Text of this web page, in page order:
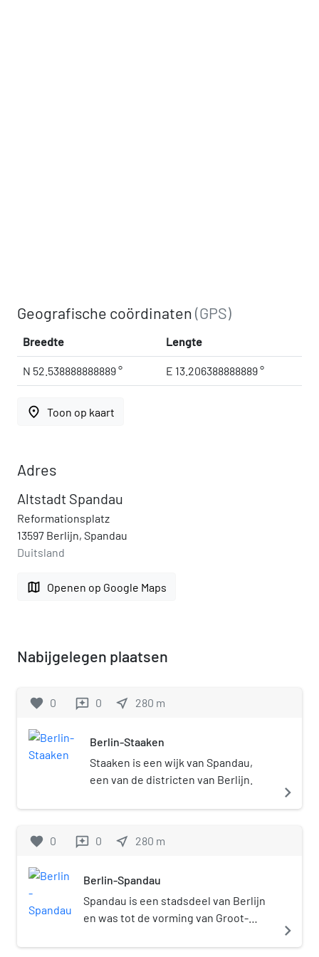
Geografische coördinaten(GPS)
Breedte Lengte
N 52.538888888889 ° E 13.206388888889 °
place Toon op kaart
Adres
Altstadt Spandau
Reformationsplatz
13597 Berlijn, Spandau
Duitsland
map Openen op Google Maps
Nabijgelegen plaatsen
favorite 0 reviews 0 near_me 280 m
Berlin-Staaken
Staaken is een wijk van Spandau,
een van de districten van Berlijn.
navigate_next
favorite 0 reviews 0 near_me 280 m
Berlin-Spandau
Spandau is een stadsdeel van Berlijn
en was tot de vorming van Groot-
Het stadsdeel Spandau maakt deel uit
navigate_next